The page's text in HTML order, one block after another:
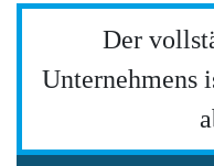
Der
Unternehmens